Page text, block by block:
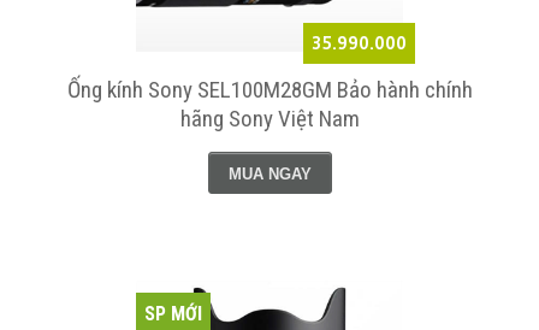
35.990.000
Ống kính Sony SEL100M28GM Bảo hành chính
hãng Sony Việt Nam
MUA NGAY
SP MỚI